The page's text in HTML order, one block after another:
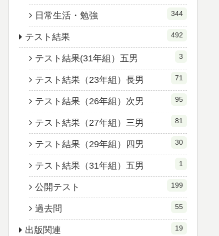
日常生活・勉強 344
テスト結果 492
テスト結果(31年組）五男 3
テスト結果（23年組）長男 71
テスト結果（26年組）次男 95
テスト結果（27年組）三男 81
テスト結果（29年組）四男 30
テスト結果（31年組）五男 1
公開テスト 199
過去問 55
出版関連 19